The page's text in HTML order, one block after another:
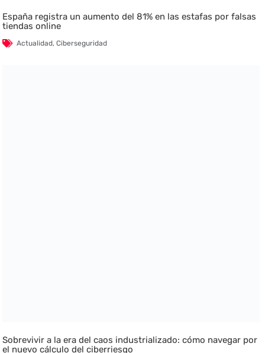
España registra un aumento del 81% en las estafas por falsas
tiendas online
Actualidad,Ciberseguridad
Sobrevivir a la era del caos industrializado: cómo navegar por
el nuevo cálculo del ciberriesgo